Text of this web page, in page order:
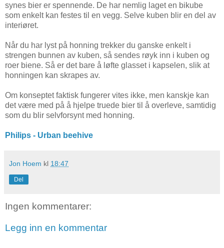
synes bier er spennende. De har nemlig laget en bikube
som enkelt kan festes til en vegg. Selve kuben blir en del av
interiøret.
Når du har lyst på honning trekker du ganske enkelt i
strengen bunnen av kuben, så sendes røyk inn i kuben og
roer biene. Så er det bare å løfte glasset i kapselen, slik at
honningen kan skrapes av.
Om konseptet faktisk fungerer vites ikke, men kanskje kan
det være med på å hjelpe truede bier til å overleve, samtidig
som du blir selvforsynt med honning.
Philips - Urban beehive
Jon Hoem kl 18:47
Del
Ingen kommentarer:
Legg inn en kommentar